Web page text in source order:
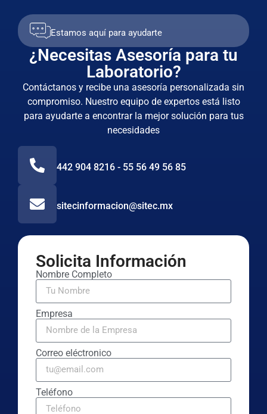
Estamos aquí para ayudarte
¿Necesitas Asesoría para tu
Laboratorio?
Contáctanos y recibe una asesoría personalizada sin
compromiso. Nuestro equipo de expertos está listo
para ayudarte a encontrar la mejor solución para tus
necesidades
442 904 8216 - 55 56 49 56 85
sitecinformacion@sitec.mx
Solicita Información
Nombre Completo
Empresa
Correo eléctronico
Teléfono